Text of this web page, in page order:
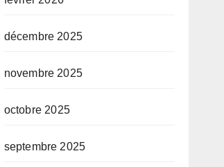
décembre 2025
novembre 2025
octobre 2025
septembre 2025